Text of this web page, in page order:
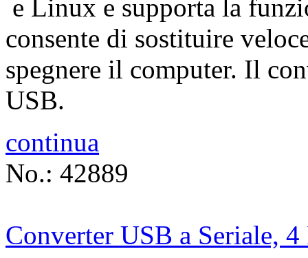
e Linux e supporta la
consente di sostituire
spegnere il computer. Il
USB.
continua
No.: 42889
Converter USB a Seriale, 4